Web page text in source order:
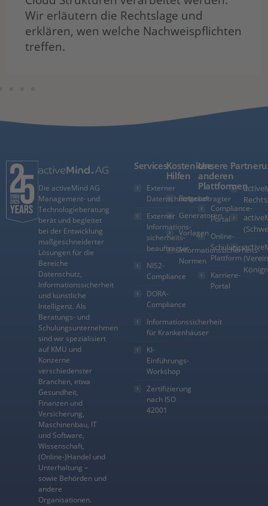
Wir erläutern die Rechtslage und
erklären, wen welche Nachweispflichten
treffen.
Die activeMind AG
Management- und
Technologieberatung
berät und begleitet
bei der Entwicklung
maßgeschneiderter
Lösungen für die
Bereiche
Datenschutz,
Informationssicherheit
und künstliche
Intelligenz. Als
Beratungs- und
Schulungsunternehmen
sind wir spezialisiert
auf KMU und
Konzerne
verschiedenster
Branchen, etwa
Gesundheit,
Finanzen und
Versicherung,
Maschinenbau, IT
und Software,
Wissenschaft,
(Online-)Handel und
Unterhaltung –
sowie Behörden und
andere
Organisationen.
Services
Externer
Datenschutzbeauftragter
Externer
Informations­
sicherheits­
beauftragter
NIS2-
Compliance
DORA-
Compliance
Informationssicherheit
für Krankenhäuser
KI-
Einführungs-
Workshop
Zertifizierung
nach ISO
42001
Kostenlose
Hilfen
Ratgeber
Generatoren
Vorlagen
Informationssicherheits-
Normen
Unsere
anderen
Plattformen
Compliance-
Portal
Online-
Schulungs-
Plattform
Karriere-
Portal